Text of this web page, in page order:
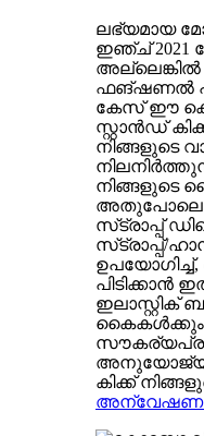
ലഭ്യമായ
ഇഞ്ച് 2021
അല്ലെങ്കിൽ
ഫങ്ഷണൽ
കേസ് ഈ
സ്റ്റാൻഡ്
നിങ്ങളുടെ
നിങ്ങളുടെ
അതുപോലെ
സ്‌ട്രാപ്പ്
സ്‌ട്രാപ്പ്/
പിടിക്കാൻ
ഇലാസ്റ്റിക്
കൈകൾക്കും
കിക്ക്